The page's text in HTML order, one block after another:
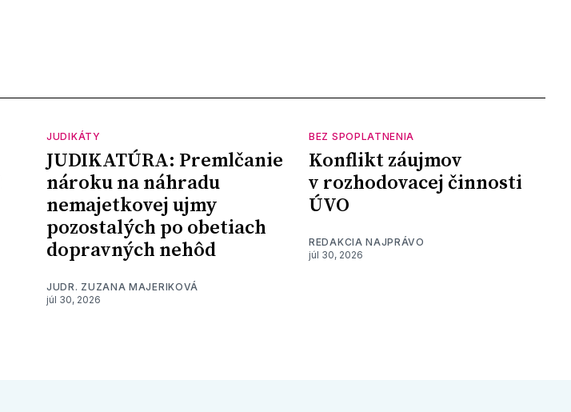
JUDIKÁTY
JUDIKATÚRA: Premlčanie
nároku na náhradu
nemajetkovej ujmy
pozostalých po obetiach
dopravných nehôd
JUDR. ZUZANA MAJERIKOVÁ
júl 30, 2026
BEZ SPOPLATNENIA
Konflikt záujmov
v rozhodovacej činnosti
ÚVO
REDAKCIA NAJPRÁVO
júl 30, 2026